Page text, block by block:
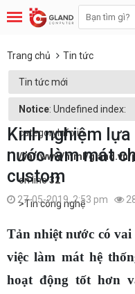
Trang chủ Tin tức
Tin tức mới
Notice: Undefined index:
categoryInfo in
/var/www/html/gland.vn/
on line32
>Tin công nghệ
Kinh nghiệm
nước làm mát
custom
27-05-2019, 2:53 pm
Tản nhiệt nước có
việc làm mát hệ
hoạt động tốt hơn